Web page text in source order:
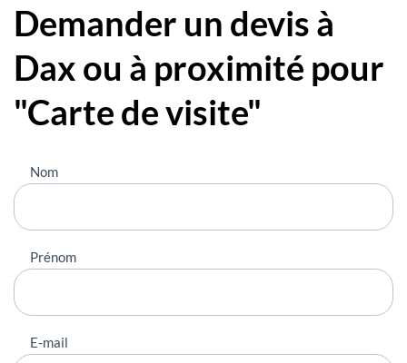
Demander un devis à
Dax ou à proximité pour
"Carte de visite"
Nous
contacter
Nom
Prénom
E-mail